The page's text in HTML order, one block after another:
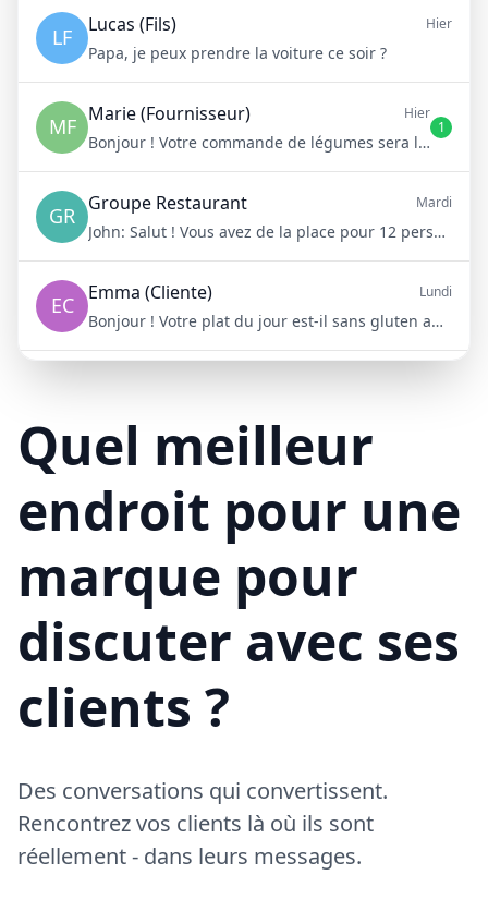
Quel meilleur
endroit pour une
marque pour
discuter avec ses
clients ?
Des conversations qui convertissent.
Rencontrez vos clients là où ils sont
réellement - dans leurs messages.
LF Lucas (Fils) Hier
Papa, je peux prendre la voiture ce soir ?
MF Marie (Fournisseur) Hier
Bonjour ! Votre commande de légumes sera livrée demain matin à 8h
1
GR Groupe Restaurant Mardi
John: Salut ! Vous avez de la place pour 12 personnes samedi soir ?
EC Emma (Cliente) Lundi
Bonjour ! Votre plat du jour est-il sans gluten aujourd'hui ?